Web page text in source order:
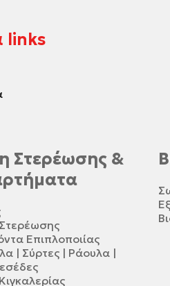
Στερέωσης &
Επιπλοποιίας
| Σύρτες | Ράουλα |
links